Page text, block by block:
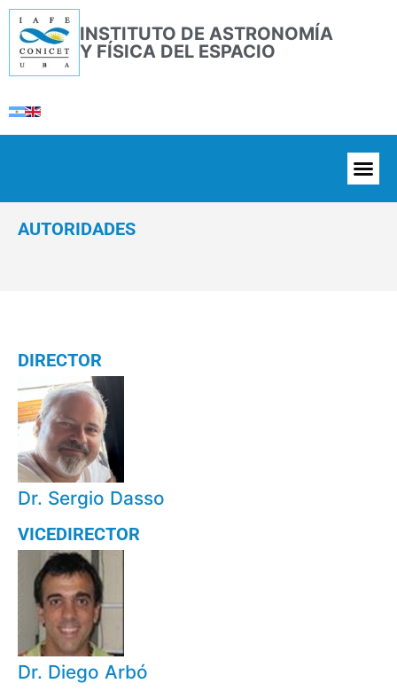
INSTITUTO DE ASTRONOMÍA
Y FÍSICA DEL ESPACIO
AUTORIDADES
DIRECTOR
Dr. Sergio Dasso
VICEDIRECTOR
Dr. Diego Arbó